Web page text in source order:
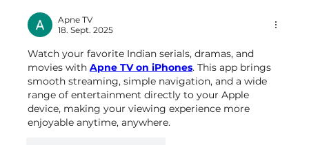
Apne TV
18. Sept. 2025
Watch your favorite Indian serials, dramas, and
movies with Apne TV on iPhones. This app brings
smooth streaming, simple navigation, and a wide
range of entertainment directly to your Apple
device, making your viewing experience more
enjoyable anytime, anywhere.